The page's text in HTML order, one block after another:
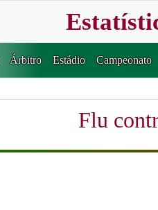
Árbitro Estádio Campeonato
Flu